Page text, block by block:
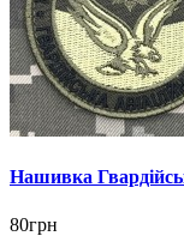
Нашивка
80грн